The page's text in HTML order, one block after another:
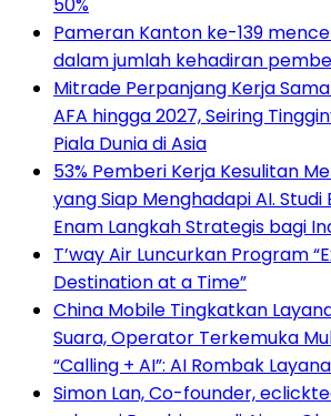
50%
Pameran Kanton ke-139
dalam jumlah kehadiran
Mitrade Perpanjang Kerja
AFA hingga 2027, Seiring
Piala Dunia di Asia
53% Pemberi Kerja Kesulitan
yang Siap Menghadapi AI.
Enam Langkah Strategis bagi
T’way Air Luncurkan Program
Destination at a Time”
China Mobile Tingkatkan
Suara, Operator Terkemuka
“Calling + AI”: AI Rombak
Simon Lan, Co-founder,